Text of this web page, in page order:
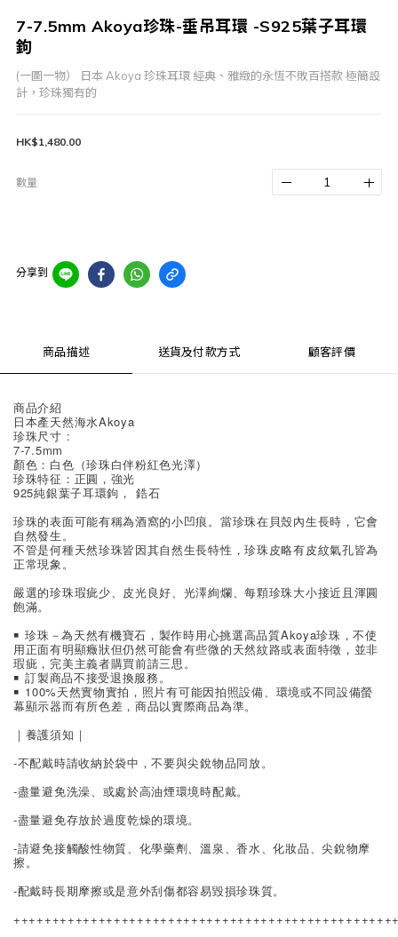
7-7.5mm Akoya珍珠-垂吊耳環 -S925葉子耳環
鉤
(一圖一物） 日本 Akoya 珍珠耳環 經典、雅緻的永恆不敗百搭款 極簡設
計，珍珠獨有的
HK$1,480.00
數量
分享到
商品描述 送貨及付款方式 顧客評價
商品介紹
日本產天然海水Akoya
珍珠尺寸 :
7-7.5mm
顏色：白色（珍珠白伴粉紅色光澤）
珍珠特征：正圓，強光
925純銀葉子耳環鉤， 鋯石
珍珠的表面可能有稱為酒窩的小凹痕。當珍珠在貝殼內生長時，它會
自然發生。
不管是何種天然珍珠皆因其自然生長特性，珍珠皮略有皮紋氣孔皆為
正常現象。
嚴選的珍珠瑕疵少、皮光良好、光澤絢爛、每顆珍珠大小接近且渾圓
飽滿。
￭ 珍珠－為天然有機寶石，製作時用心挑選高品質Akoya珍珠，不使
用正面有明顯癥狀但仍然可能會有些微的天然紋路或表面特徵，並非
瑕疵，完美主義者購買前請三思。
￭ 訂製商品不接受退換服務。
￭ 100%天然實物實拍，照片有可能因拍照設備、環境或不同設備螢
幕顯示器而有所色差，商品以實際商品為準。
｜養護須知｜
-不配戴時請收納於袋中，不要與尖銳物品同放。
-盡量避免洗澡、或處於高油煙環境時配戴。
-盡量避免存放於過度乾燥的環境。
-請避免接觸酸性物質、化學藥劑、溫泉、香水、化妝品、尖銳物摩
擦。
-配戴時長期摩擦或是意外刮傷都容易毀損珍珠質。